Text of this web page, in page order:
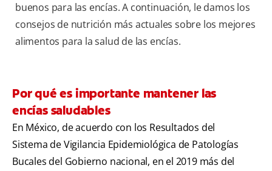
buenos para las encías. A continuación, le damos los
consejos de nutrición más actuales sobre los mejores
alimentos para la salud de las encías.
Por qué es importante mantener las
encías saludables
En México, de acuerdo con los Resultados del
Sistema de Vigilancia Epidemiológica de Patologías
Bucales del Gobierno nacional, en el 2019 más del